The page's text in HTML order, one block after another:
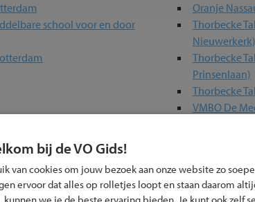
school voor en door
Oranje
Thorbecke
Nieuwerkerk)
Thorbecke
Prinsenlaan)
Thorbecke
VMBO De
bij de VO Gids!
van cookies om jouw bezoek aan onze website zo
ervoor dat alles op rolletjes loopt en staan daarom